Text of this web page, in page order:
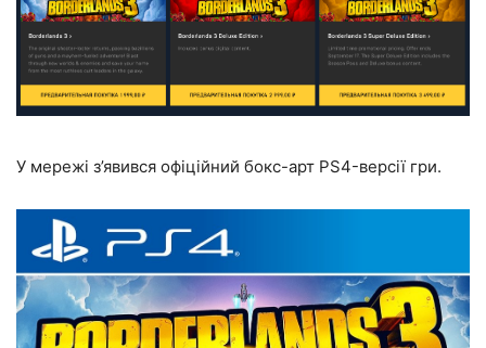
У мережі з’явився офіційний бокс-арт PS4-версії гри.